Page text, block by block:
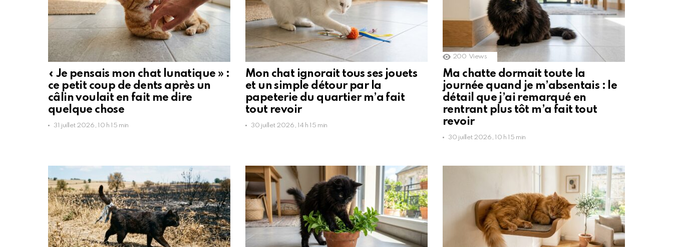
« Je pensais mon chat lunatique » :
ce petit coup de dents après un
câlin voulait en fait me dire
quelque chose
31 juillet 2026, 10 h 15 min
Mon chat ignorait tous ses jouets
et un simple détour par la
papeterie du quartier m’a fait
tout revoir
30 juillet 2026, 14 h 15 min
200 Views
Ma chatte dormait toute la
journée quand je m’absentais : le
détail que j’ai remarqué en
rentrant plus tôt m’a fait tout
revoir
30 juillet 2026, 10 h 15 min